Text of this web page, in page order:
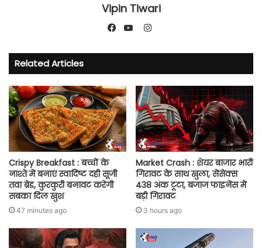
Vipin Tiwari
Instagram
Related Articles
Crispy Breakfast : बच्चों के
नाश्ते में बनाएं स्वादिष्ट दही सूजी
तवा ब्रेड, कुरकुरी बनावट करेगी
सबका दिल खुश
47 minutes ago
Market Crash : शेयर बाजार भारी
गिरावट के साथ खुला, सेंसेक्स
438 अंक टूटा, बजाज फाइनेंस में
बड़ी गिरावट
3 hours ago